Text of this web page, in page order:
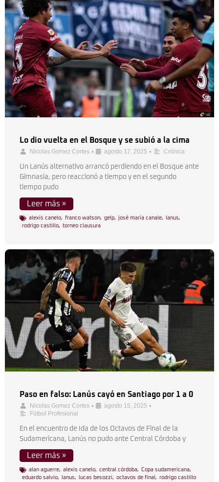
Lo dio vuelta en el Bosque y se subió a la cima
Nicolas Gomez Cortes • agosto 17, 2025 • Crónica
Un Lanús alternativo arrancó perdiendo en el Bosque ante
Gimnasia, pero reaccionó a tiempo y en el segundo
tiempo pudo
Leer más »
alexis canelo, franco watson, gelp, josé maría canale, lanus,
rodrigo castillo, torneo clausura
Paso en falso: Lanús cayó en Santiago por 1 a 0
Nicolas Gomez Cortes • agosto 15, 2025 •
Fútbol Profesional
En el encuentro de Ida de los Octavos de Final de la
Sudamericana, Lanús no pudo ante Central Córdoba y
Leer más »
alan aguerre, alexis canelo, central córdoba, Copa sudamericana,
eduardo salvio, lanus, lucas besozzi, octavos de final , rodrigo castillo